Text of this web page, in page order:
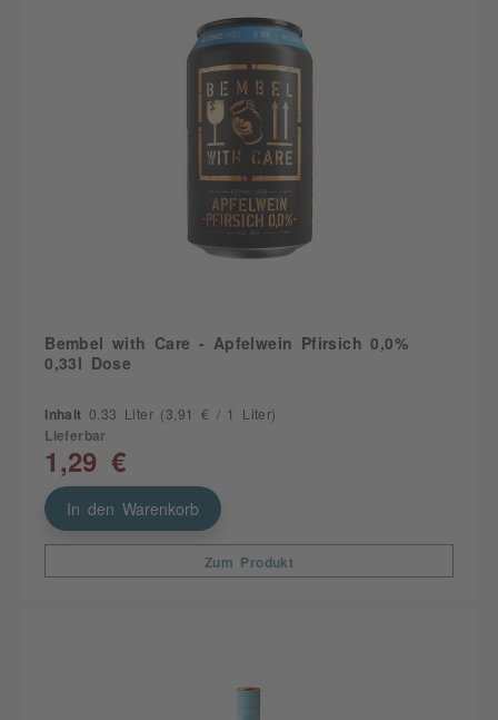
Bembel with Care - Apfelwein Pfirsich 0,0%
0,33l Dose
Inhalt 0.33 Liter (3,91 € / 1 Liter)
Lieferbar
1,29 €
In den Warenkorb
Zum Produkt